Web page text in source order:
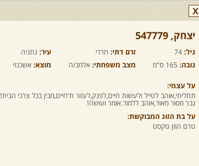
X
יצחק,‏ 547779
גיל: 74 זרם דתי: חרדי עיר: נתניה
גובה: 165 ס"מ מצב משפחתי: אלמנ/ה מוצא: אשכנזי
על עצמי:
תחליתי,אוהב לטייל ולעשות חיים,לפנק,לעזור ת'חיים,מבין בכל צרכי הבית!
גבר מסור מאוד,אוהב ללמוד.אומר ועושה!
על בת הזוג המבוקשת:
טרם הוזן טקסט